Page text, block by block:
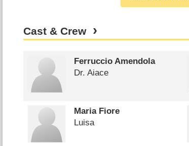
Cast & Crew
Ferruccio Amendola
Dr. Aiace
Maria Fiore
Luisa